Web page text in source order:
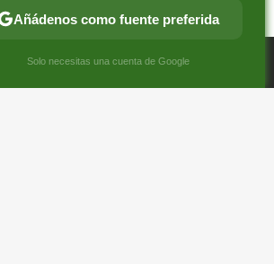
Compartir
FACEBOOK
X
E-
Añádenos como fuente preferida
Solo necesitas una cuenta de Google